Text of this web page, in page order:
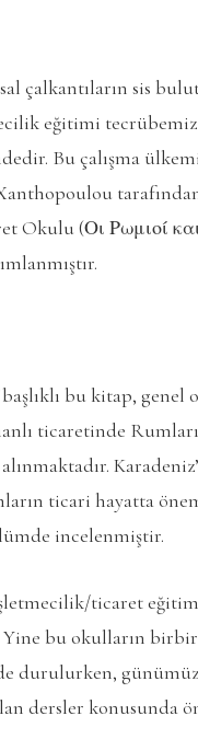
çalkantıların sis
eğitimi
Bu çalışma
Okulu (Οι Ρωμιοί
başlıklı bu kitap,
ticaretinde
ticari hayatta
incelenmiştir.
ticaret
Yine bu okulların
dersler konusunda